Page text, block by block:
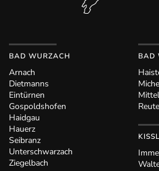
BAD WURZACH
Arnach
Dietmanns
Eintürnen
Gospoldshofen
Haidgau
Hauerz
Seibranz
Unterschwarzach
Ziegelbach
BAD